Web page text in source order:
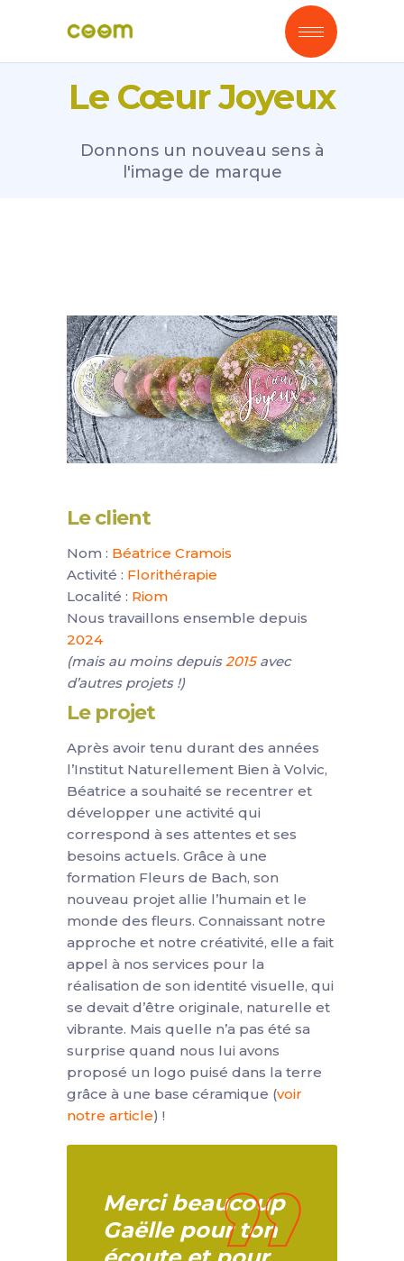
Le Cœur Joyeux
Donnons un nouveau sens à
l'image de marque
Le client
Nom : Béatrice Cramois
Activité : Florithérapie
Localité : Riom
Nous travaillons ensemble depuis
2024
(mais au moins depuis 2015avec
d’autres projets !)
Le projet
Après avoir tenu durant des années
l’Institut Naturellement Bien à Volvic,
Béatrice a souhaité se recentrer et
développer une activité qui
correspond à ses attentes et ses
besoins actuels. Grâce à une
formation Fleurs de Bach, son
nouveau projet allie l’humain et le
monde des fleurs. Connaissant notre
approche et notre créativité, elle a fait
appel à nos services pour la
réalisation de son identité visuelle, qui
se devait d’être originale, naturelle et
vibrante. Mais quelle n’a pas été sa
surprise quand nous lui avons
proposé un logo puisé dans la terre
grâce à une base céramique (voir
notre article) !
Merci beaucoup
Gaëlle pour ton